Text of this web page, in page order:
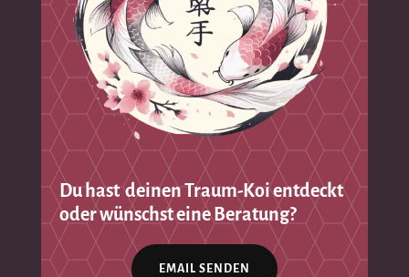
Du hast deinen Traum-Koi entdeckt
oder wünschst eine Beratung?
EMAIL SENDEN